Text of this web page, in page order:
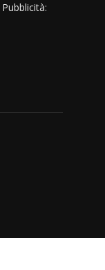
Pubblicità: